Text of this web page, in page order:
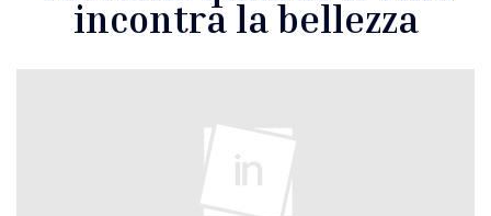
incontra la bellezza